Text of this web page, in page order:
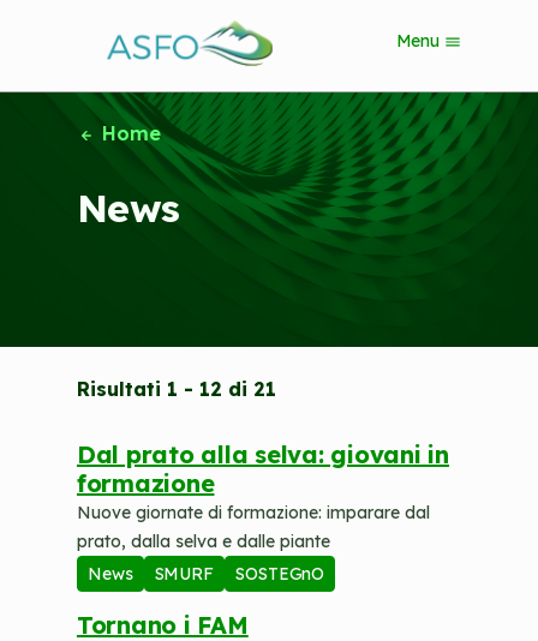
t
Menu
Home
News
Risultati 1 - 12 di 21
Dal prato alla selva: giovani in
formazione
Nuove giornate di formazione: imparare dal
prato, dalla selva e dalle piante
News
SMURF SOSTEGnO
Tornano i FAM